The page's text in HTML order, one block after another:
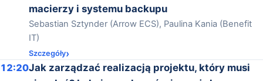
macierzy i systemu backupu
Sebastian Sztynder (Arrow ECS), Paulina Kania (Benefit
IT)
Szczegóły
12:20Jak zarządzać realizacją projektu, który musi